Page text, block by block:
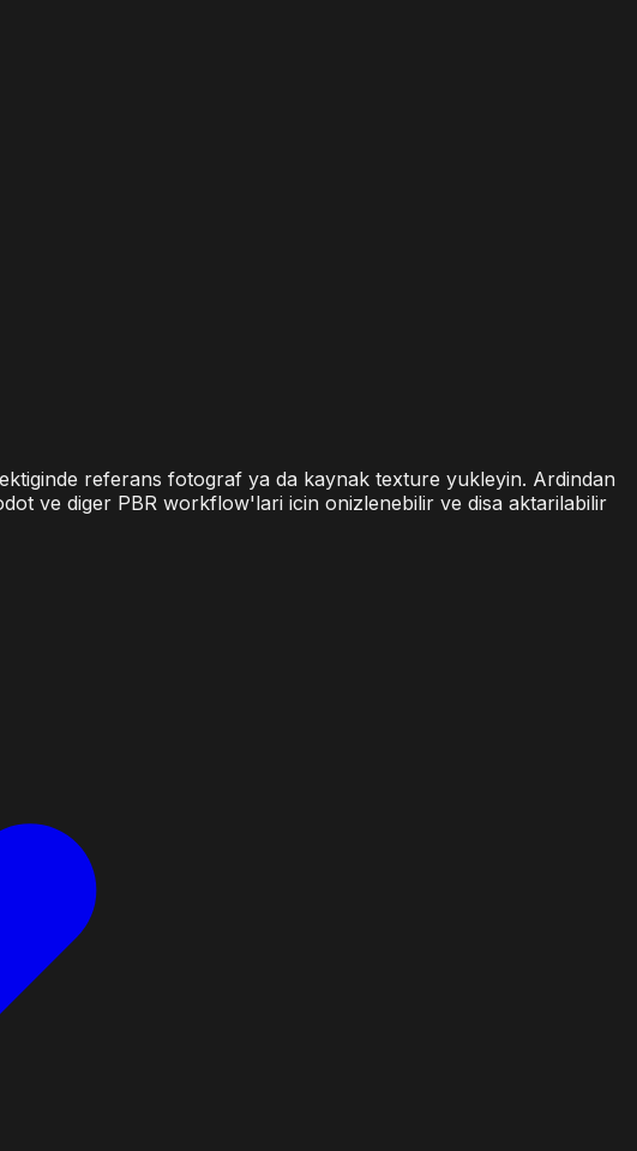
referans fotograf ya da kaynak texture yukleyin. Ardindan
ve diger PBR workflow'lari icin onizlenebilir ve disa aktarilabilir